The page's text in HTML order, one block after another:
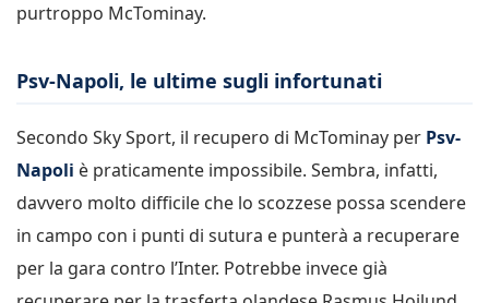
purtroppo McTominay.
Psv-Napoli, le ultime sugli infortunati
Secondo Sky Sport, il recupero di McTominay per Psv-
Napoli è praticamente impossibile. Sembra, infatti,
davvero molto difficile che lo scozzese possa scendere
in campo con i punti di sutura e punterà a recuperare
per la gara contro l’Inter. Potrebbe invece già